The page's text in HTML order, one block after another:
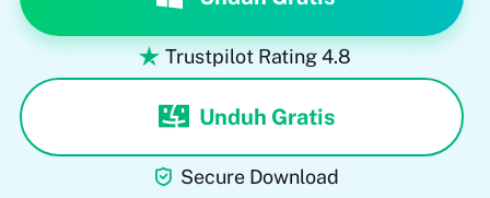
 Trustpilot Rating 4.8
Unduh Gratis
 Secure Download